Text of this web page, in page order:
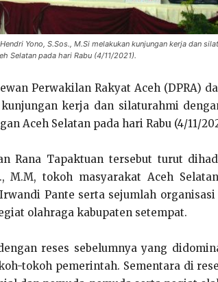
Yono, S.Sos., M.Si melakukan kunjungan kerja dan
Selatan pada hari Rabu (4/11/2021).
Perwakilan Rakyat Aceh (DPRA)
kerja dan silaturahmi
Aceh Selatan pada hari Rabu (4/11/
Rana Tapaktuan tersebut turut
M.M, tokoh masyarakat Aceh
Pante serta sejumlah
olahraga kabupaten setempat.
reses sebelumnya yang
tokoh pemerintah. Sementara di